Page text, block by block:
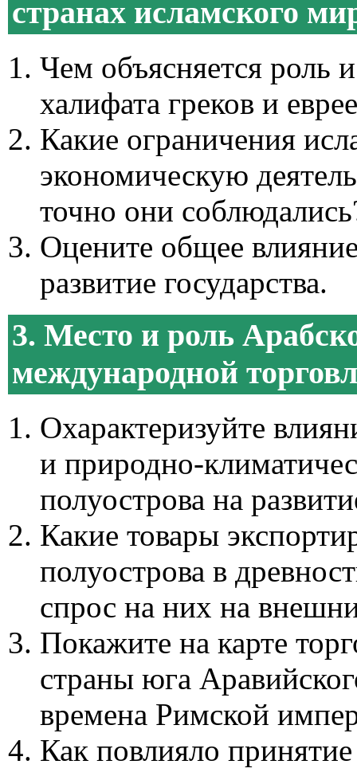
странах исламского
Чем объясняется роль
халифата греков и
Какие ограничения
экономическую
точно они
Оцените общее
развитие государства.
3. Место и роль
международной
Охарактеризуйте
и природно-
полуострова на
Какие товары
полуострова в
спрос на них на
Покажите на карте
страны юга
времена Римской
Как повлияло